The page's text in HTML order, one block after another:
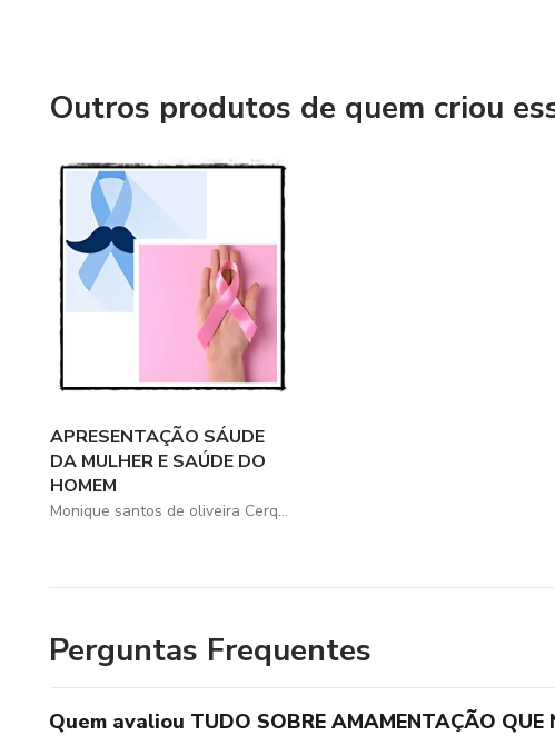
Outros produtos de quem criou
APRESENTAÇÃO SÁUDE
DA MULHER E SAÚDE DO
HOMEM
Monique santos de oliveira Cerqueira
Perguntas Frequentes
Quem avaliou TUDO SOBRE AMAMENTAÇÃO QUE